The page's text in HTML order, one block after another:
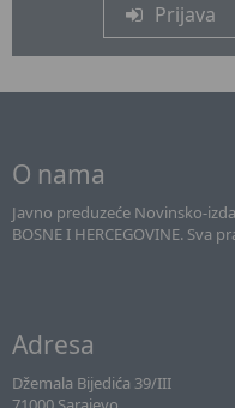
Prijava
O nama
Javno preduzeće Novinsko-
BOSNE I HERCEGOVINE. Sva
Adresa
Džemala Bijedića 39/III